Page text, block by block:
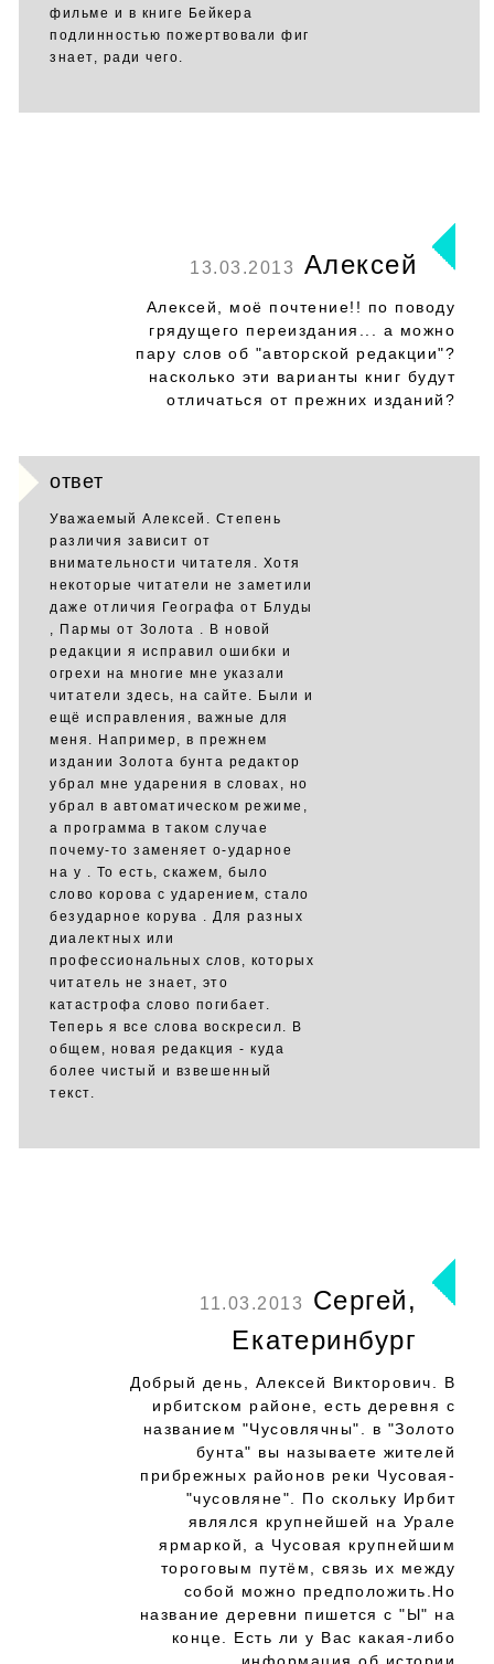
фильме и в книге Бейкера
подлинностью пожертвовали фиг
знает, ради чего.
13.03.2013 Алексей
Алексей, моё почтение!! по поводу
грядущего переиздания... а можно
пару слов об "авторской редакции"?
насколько эти варианты книг будут
отличаться от прежних изданий?
ответ
Уважаемый Алексей. Степень
различия зависит от
внимательности читателя. Хотя
некоторые читатели не заметили
даже отличия Географа от Блуды
, Пармы от Золота . В новой
редакции я исправил ошибки и
огрехи на многие мне указали
читатели здесь, на сайте. Были и
ещё исправления, важные для
меня. Например, в прежнем
издании Золота бунта редактор
убрал мне ударения в словах, но
убрал в автоматическом режиме,
а программа в таком случае
почему-то заменяет о-ударное
на у . То есть, скажем, было
слово корова с ударением, стало
безударное корува . Для разных
диалектных или
профессиональных слов, которых
читатель не знает, это
катастрофа слово погибает.
Теперь я все слова воскресил. В
общем, новая редакция - куда
более чистый и взвешенный
текст.
11.03.2013
Сергей,
Екатеринбург
Добрый день, Алексей Викторович. В
ирбитском районе, есть деревня с
названием "Чусовлячны". в "Золото
бунта" вы называете жителей
прибрежных районов реки Чусовая-
"чусовляне". По скольку Ирбит
являлся крупнейшей на Урале
ярмаркой, а Чусовая крупнейшим
тороговым путём, связь их между
собой можно предположить.Но
название деревни пишется с "Ы" на
конце. Есть ли у Вас какая-либо